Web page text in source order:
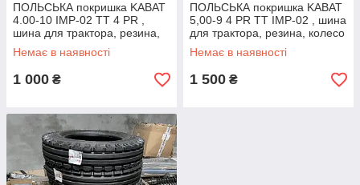
ПОЛЬСЬКА покришка KABAT
4.00-10 IMP-02 TT 4 PR ,
шина для трактора, резина,
колесо
Немає в наявності
1 000 ₴
ПОЛЬСЬКА покришка KABAT
5,00-9 4 PR TT IMP-02 , шина
для трактора, резина, колесо
Немає в наявності
1 500 ₴